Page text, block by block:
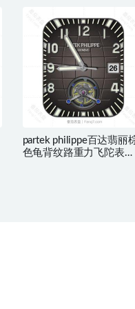
partek philippe百达翡丽
色龟背纹路重力飞陀表